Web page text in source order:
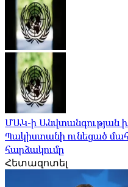
ՄԱԿ-ի Անվտանգության
Պակիստանի ունեցած
հարձակումը
Հետազոտել